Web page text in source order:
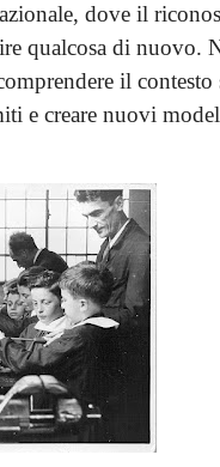
dove il
qualcosa di nuovo.
il contesto
e creare nuovi